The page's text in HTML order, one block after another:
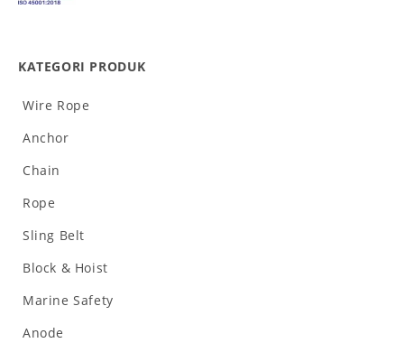
KATEGORI PRODUK
Wire Rope
Anchor
Chain
Rope
Sling Belt
Block & Hoist
Marine Safety
Anode